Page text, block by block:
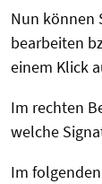
Nun können
bearbeiten
einem Klick
Im rechten
welche
Im